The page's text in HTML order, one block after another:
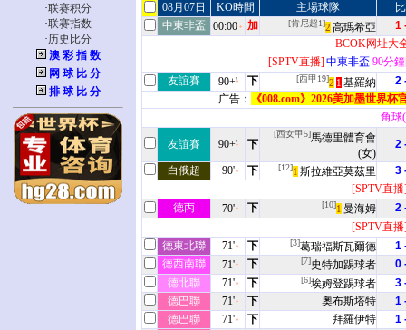
·联赛积分
·联赛指数
·历史比分
澳 彩 指 数
网 球 比 分
排 球 比 分
08月07日
KO時間 主場球隊
中東非盃
00:00 加 [肯尼超1]2 高瑪希亞
1
BCOK网址大
[SPTV直播] 中東非盃 90分
友誼賽
90+' 下 [西甲19]2 1 基羅納
2
广告：
《008.com》2026美加墨世界
角球
友誼賽 90+' 下
[西女甲5]馬德里體育會
(女)
2
白俄超 90' 下 [12]1 斯拉維亞莫茲里
3
[SPTV直
德丙
70' 下 [10]1 曼海姆
2
[SPTV直
德東北聯
71' 下 [3]葛瑞福斯瓦爾德
1
德西南聯
71' 下 [7]史特加踢球者
0
德北聯
71' 下 [6]埃姆登踢球者
3
德巴聯
71' 下 奧布斯塔特
1
德巴聯
71' 下 拜羅伊特
1